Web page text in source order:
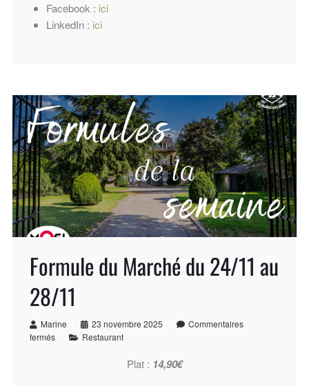
Facebook : ici
LinkedIn : ici
Formule du Marché du 24/11 au
28/11
Marine 23 novembre 2025
Commentaires
fermés
Restaurant
Plat : 14,90€